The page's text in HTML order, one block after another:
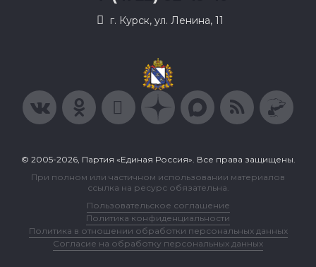
г. Курск, ул. Ленина, 11
© 2005-2026, Партия «Единая Россия». Все права защищены.
При полном или частичном использовании материалов
ссылка на ресурс обязательна.
Пользовательское соглашение
Политика конфиденциальности
Политика в отношении обработки персональных данных
Согласие на обработку персональных данных